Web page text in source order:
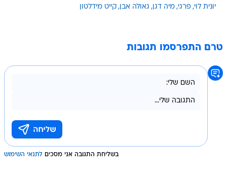
יונית לוי פרגי מיה דגן גאולה אבן קייט מידלטון
טרם התפרסמו תגובות
בשליחת התגובה אני מסכים לתנאי השימוש